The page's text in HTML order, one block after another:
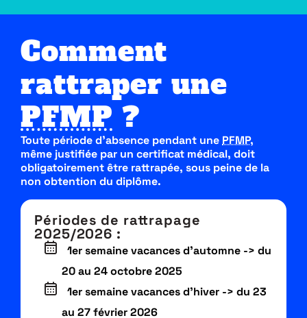
Comment
rattraper une
PFMP ?
Toute période d’absence pendant une PFMP,
même justifiée par un certificat médical, doit
obligatoirement être rattrapée, sous peine de la
non obtention du diplôme.
Périodes de rattrapage
2025/2026 :
1er semaine vacances d’automne -> du
20 au 24 octobre 2025
1er semaine vacances d’hiver -> du 23
au 27 février 2026